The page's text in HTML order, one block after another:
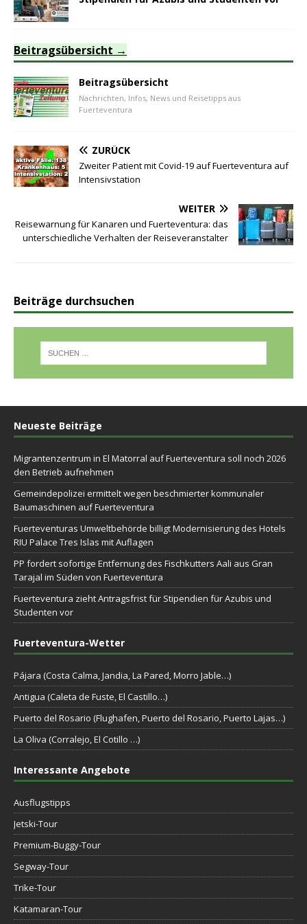
Beitragsübersicht
Beitragsübersicht
Nachrichten, Infos, News und Reisetipps aus
Fuerteventura
ZURÜCK
Zweiter Patient mit Covid-19 auf Fuerteventura auf
Intensivstation
WEITER
Reisewarnung für Kanaren und Fuerteventura: das
unterschiedliche Verhalten der Reiseveranstalter
Beiträge durchsuchen
Neueste Beiträge
Migrantenzentrum in El Matorral auf Fuerteventura soll noch 2026
den Betrieb aufnehmen
Gemeindepolizei ermittelt wegen beschmierter kommunaler
Baumaschinen auf Fuerteventura
Fuerteventuras Umweltbehörde billigt Modernisierung des Hotels
RIU Palace Tres Islas mit Auflagen
PP fordert sofortige Entfernung des Fischkutters Aali aus Gran
Tarajal im Süden von Fuerteventura
Fuerteventura zieht Antragsfrist für Stipendien für Azubis und
Studenten vor
Fuerteventura-Wetter
Pájara (Costa Calma, Jandia, La Pared, Morro Jable…)
Antigua (Caleta de Fuste, El Castillo…)
Puerto del Rosario (Flughafen, Puerto del Rosario, Puerto Lajas…)
La Oliva (Corralejo, El Cotillo …)
Interessante Angebote
Ausflugstipps
Jetski-Tour
Premium-Buggy-Tour
Segway-Tour
Trike-Tour
Katamaran-Tour